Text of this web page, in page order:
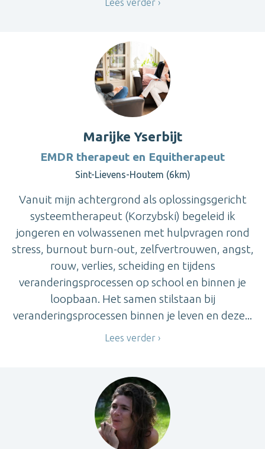
Lees verder
Marijke Yserbijt
EMDR therapeut en Equitherapeut
Sint-Lievens-Houtem (6km)
Vanuit mijn achtergrond als oplossingsgericht
systeemtherapeut (Korzybski) begeleid ik
jongeren en volwassenen met hulpvragen rond
stress, burnout burn-out, zelfvertrouwen, angst,
rouw, verlies, scheiding en tijdens
veranderingsprocessen op school en binnen je
loopbaan. Het samen stilstaan bij
veranderingsprocessen binnen je leven en deze...
Lees verder